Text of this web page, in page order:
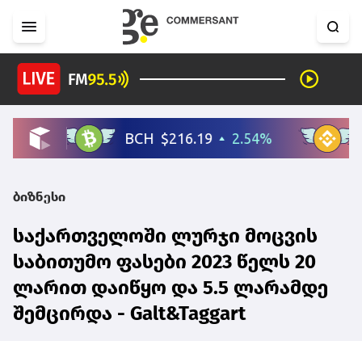
ბიზნესი
საქართველოში ლურჯი მოცვის
საბითუმო ფასები 2023 წელს 20
ლარით დაიწყო და 5.5 ლარამდე
შემცირდა - Galt&Taggart